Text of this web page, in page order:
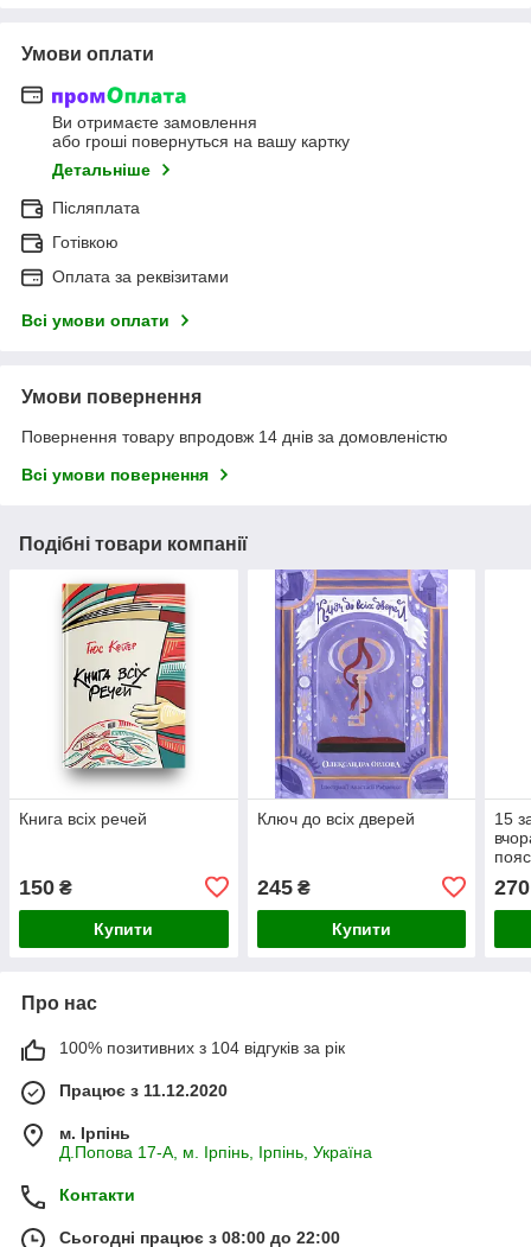
Умови оплати
Ви отримаєте замовлення
або гроші повернуться на вашу картку
Детальніше
Післяплата
Готівкою
Оплата за реквізитами
Всі умови оплати
Умови повернення
Повернення товару впродовж 14 днів за домовленістю
Всі умови повернення
Подібні товари компанії
Книга всіх речей
150 ₴
Купити
Ключ до всіх дверей
245₴
Купити
15
270
Про нас
100% позитивних з 104 відгуків за рік
Працює з 11.12.2020
м. Ірпінь
Д.Попова 17-А, м. Ірпінь, Ірпінь, Україна
Контакти
Сьогодні працює з 08:00 до 22:00